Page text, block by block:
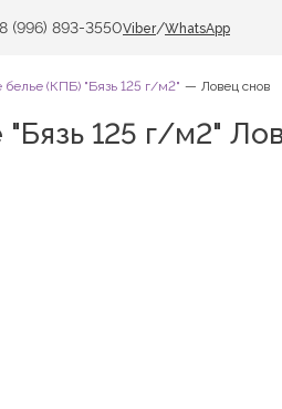
8 (996) 893-3550Viber/WhatsApp
белье (КПБ) "Бязь 125 г/м2" Ловец снов
125 г/м2"